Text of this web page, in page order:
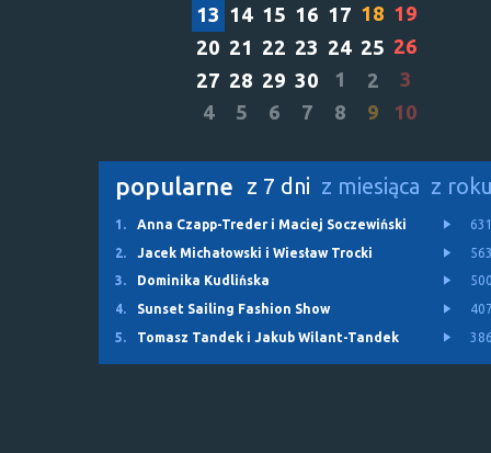
13 14 15 16 17 18 19
20 21 22 23 24 25 26
27 28 29 30 1 2
3
4
5 6 7 8 9 10
popularne z 7 dni z miesiąca z
1. Anna Czapp-Treder i Maciej Soczewiński
2.
Jacek Michałowski i Wiesław Trocki
3.
Dominika Kudlińska
4.
Sunset Sailing Fashion Show
5.
Tomasz Tandek i Jakub Wilant-Tandek